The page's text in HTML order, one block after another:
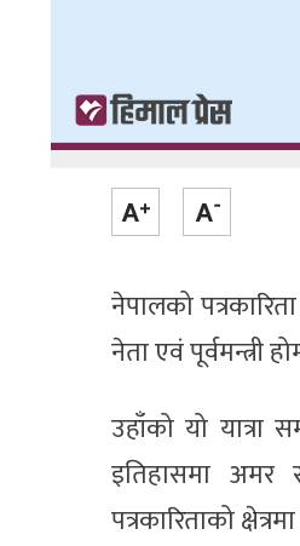
नेपालको
नेता एवं पूर्वमन्त्री
उहाँको यो यात्रा
इतिहासमा अमर
पत्रकारिताको